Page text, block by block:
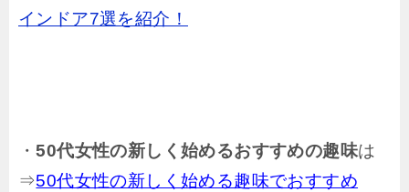
インドア7選を紹介！
・50代女性の新しく始めるおすすめの趣味は
⇒50代女性の新しく始める趣味でおすすめ